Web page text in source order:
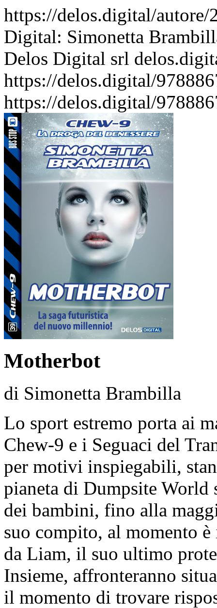
https://delos.digital/
Digital: Simonetta
Delos Digital srl
https://delos.digital/
https://delos.digital/
Motherbot
di Simonetta Brambilla
Lo sport estremo porta ai
Chew-9 e i Seguaci del
per motivi inspiegabili,
pianeta di Dumpsite World
dei bambini, fino alla
suo compito, al momento
da Liam, il suo ultimo
Insieme, affronteranno
il momento di trovare